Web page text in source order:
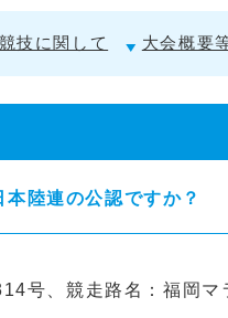
競技に関して 大会概要
陸連の公認ですか？
号、競走路名：福岡マ